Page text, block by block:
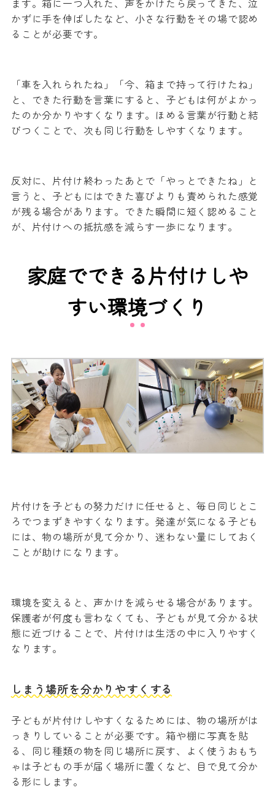
かずに手を伸ばしたなど、小さな行動をその場で認め
ることが必要です。
「車を入れられたね」「今、箱まで持って行けたね」
と、できた行動を言葉にすると、子どもは何がよかっ
たのか分かりやすくなります。ほめる言葉が行動と結
びつくことで、次も同じ行動をしやすくなります。
反対に、片付け終わったあとで「やっとできたね」と
言うと、子どもにはできた喜びよりも責められた感覚
が残る場合があります。できた瞬間に短く認めること
が、片付けへの抵抗感を減らす一歩になります。
家庭でできる片付けしや
すい環境づくり
片付けを子どもの努力だけに任せると、毎日同じとこ
ろでつまずきやすくなります。発達が気になる子ども
には、物の場所が見て分かり、迷わない量にしておく
ことが助けになります。
環境を変えると、声かけを減らせる場合があります。
保護者が何度も言わなくても、子どもが見て分かる状
態に近づけることで、片付けは生活の中に入りやすく
なります。
しまう場所を分かりやすくする
子どもが片付けしやすくなるためには、物の場所がは
っきりしていることが必要です。箱や棚に写真を貼
る、同じ種類の物を同じ場所に戻す、よく使うおもち
ゃは子どもの手が届く場所に置くなど、目で見て分か
る形にします。